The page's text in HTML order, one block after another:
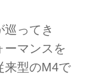
ってき
ーマンスを
来型のM4で